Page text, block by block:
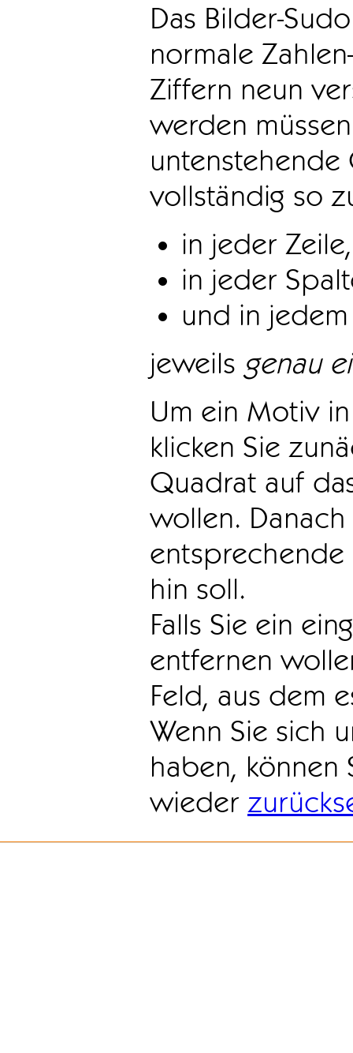
Das Bilder-
normale
Ziffern neun
werden
vollständig so
in jeder Zeile,
in jeder
und in
jeweils genau
Um ein Motiv
klicken Sie
Quadrat auf
wollen.
hin soll.
Falls Sie ein
entfernen
Feld, aus dem
Wenn Sie sich
haben, können
wieder